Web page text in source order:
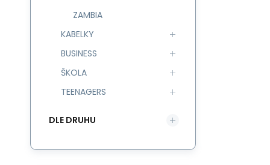
ZAMBIA
KABELKY
BUSINESS
ŠKOLA
TEENAGERS
DLE DRUHU